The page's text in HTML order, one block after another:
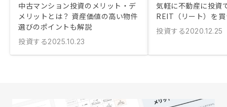
中古マンション投資のメリット・デ
メリットとは？ 資産価値の高い物件
選びのポイントも解説
投資する2025.10.23
気軽に不動産に投資
REIT（リート）を
投資する2020.12.25